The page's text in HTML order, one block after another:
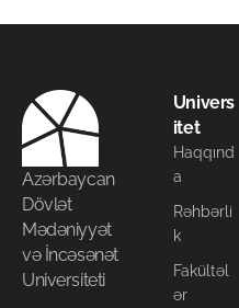
Azərbaycan
Dövlət
Mədəniyyət
və İncəsənət
Universiteti
Univers
itet
Haqqınd
a
Rəhbərli
k
Fakültəl
ər